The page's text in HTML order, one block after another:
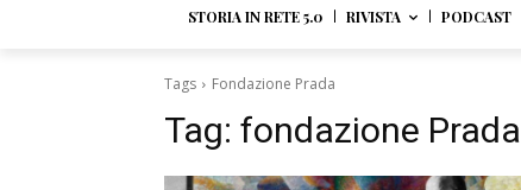
STORIA IN RETE 5.0 RIVISTA PODCAST
Tags Fondazione Prada
Tag: fondazione Prada